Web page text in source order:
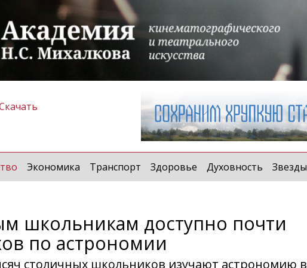
(current)
Экономика Транспорт Здоровье Духовность Звезды
школьникам доступно почти
по астрономии
столичных школьников изучают астрономию в